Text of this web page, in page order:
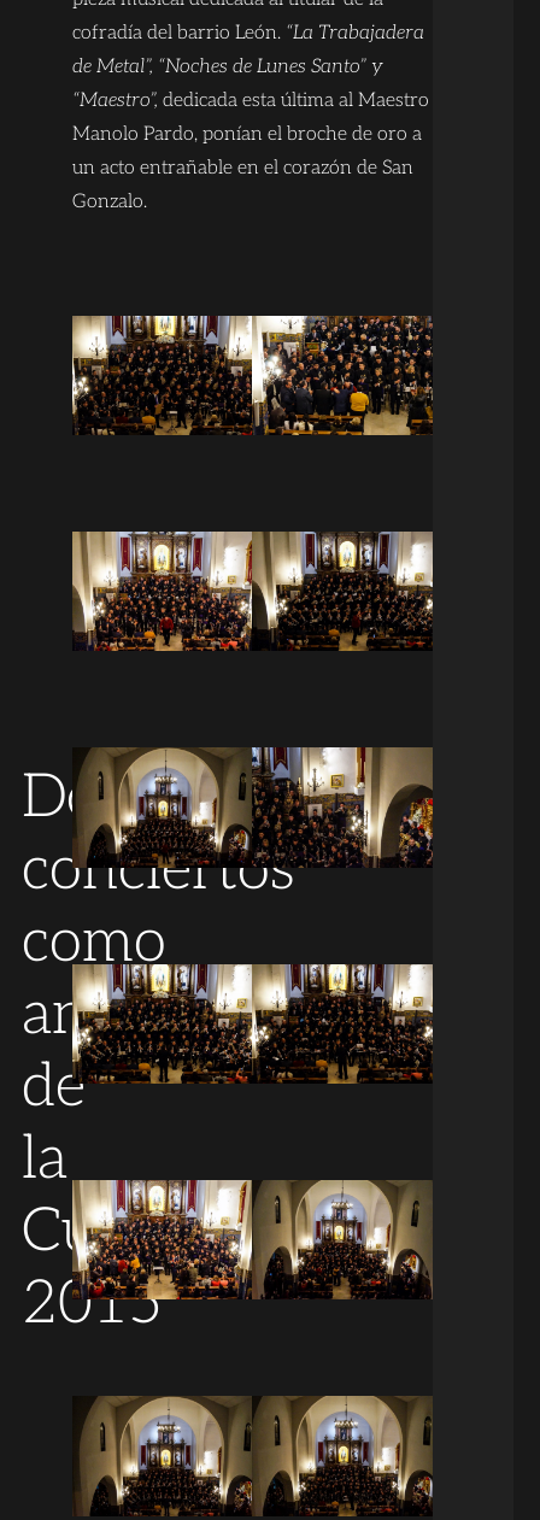
Dos
conciertos
como
antesala
de
la
Cuaresma
2015
cofradía del barrio León. “La Trabajadera
de Metal”, “Noches de Lunes Santo” y
“Maestro”, dedicada esta última al Maestro
Manolo Pardo, ponían el broche de oro a
un acto entrañable en el corazón de San
Gonzalo.